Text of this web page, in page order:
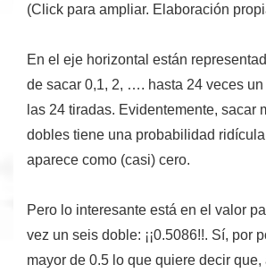
(Click para ampliar. Elaboración
En el eje horizontal están
de sacar 0,1, 2, …. hasta 24 veces
las 24 tiradas. Evidentemente, sacar
dobles tiene una probabilidad ridícula
aparece como (casi) cero.
Pero lo interesante está en el valor
vez un seis doble: ¡¡0.5086!!. Sí, por
mayor de 0.5 lo que quiere decir que,